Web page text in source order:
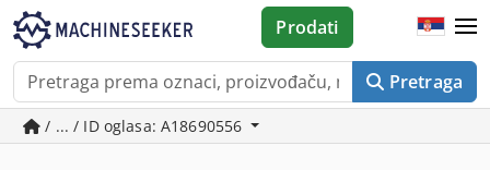
Pretraga
Prodati
/ ... / ID oglasa: A18690556